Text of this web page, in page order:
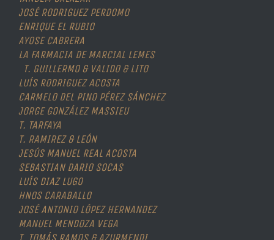
JOSÉ RODRIGUEZ PERDOMO
ENRIQUE EL RUBIO
AYOSE CABRERA
LA FARMACIA DE MARCIAL LEMES
T. GUILLERMO & VALIDO & LITO
LUÍS RODRIGUEZ ACOSTA
CARMELO DEL PINO PÉREZ SÁNCHEZ
JORGE GONZÁLEZ MASSIEU
T. TARFAYA
T. RAMIREZ & LEÓN
JESÚS MANUEL REAL ACOSTA
SEBASTIAN DARIO SOCAS
LUÍS DIAZ LUGO
HNOS CARABALLO
JOSÉ ANTONIO LÓPEZ HERNANDEZ
MANUEL MENDOZA VEGA